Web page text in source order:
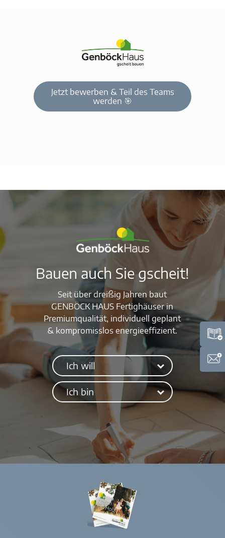
Jetzt bewerben & Teil des Teams
werden 🎯
Bauen auch Sie gscheit!
Seit über dreißig Jahren baut
GENBÖCK HAUS Fertighäuser in
Premiumqualität, individuell geplant
& kompromisslos energieeffizient.
Ich will
Ich bin